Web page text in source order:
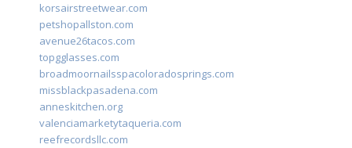
korsairstreetwear.com
petshopallston.com
avenue26tacos.com
topgglasses.com
broadmoornailsspacoloradosprings.com
missblackpasadena.com
anneskitchen.org
valenciamarketytaqueria.com
reefrecordsllc.com